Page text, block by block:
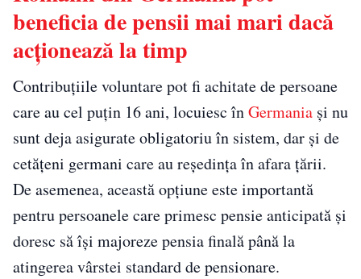
beneficia de pensii mai mari dacă
acționează la timp
Contribuțiile voluntare pot fi achitate de persoane
care au cel puțin 16 ani, locuiesc înGermania și nu
sunt deja asigurate obligatoriu în sistem, dar și de
cetățeni germani care au reședința în afara țării.
De asemenea, această opțiune este importantă
pentru persoanele care primesc pensie anticipată și
doresc să își majoreze pensia finală până la
atingerea vârstei standard de pensionare.